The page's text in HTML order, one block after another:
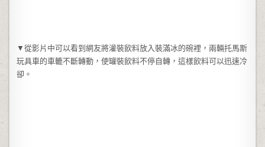
▼從影片中可以看到網友將灌裝飲料放入裝滿冰的碗裡，兩輛托馬斯
玩具車的車轆不斷轉動，使罐裝飲料不停自轉，這樣飲料可以迅速冷
卻。